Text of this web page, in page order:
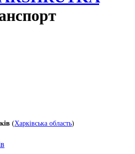
(Харківська область)